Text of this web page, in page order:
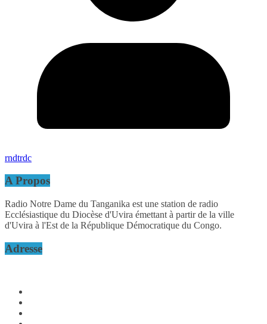
rndtrdc
A Propos
Radio Notre Dame du Tanganika est une station de radio
Ecclésiastique du Diocèse d'Uvira émettant à partir de la ville
d'Uvira à l'Est de la République Démocratique du Congo.
Adresse